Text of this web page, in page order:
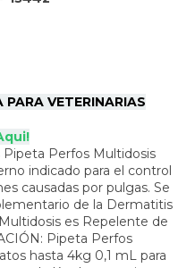
VETERINARIAS
Perfos Multidosis
indicado para el control
causadas por pulgas. Se
de la Dermatitis
es Repelente de
Pipeta Perfos
hasta 4kg 0,1 mL para